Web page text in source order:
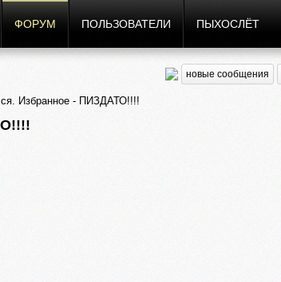
ФОРУМ ПОЛЬЗОВАТЕЛИ ПЫХОСЛЁТ
новые сообщения
Избранное - ПИЗДАТО!!!!